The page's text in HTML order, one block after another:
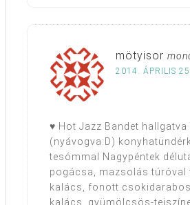
mötyisor
2014. ÁPRILIS
♥ Hot Jazz Bandet hallgatva
(nyávogva:D)
tesómmal Nagypéntek
pogácsa, mazsolás túróval
kalács, fonott
kalács, gyümölcsös-